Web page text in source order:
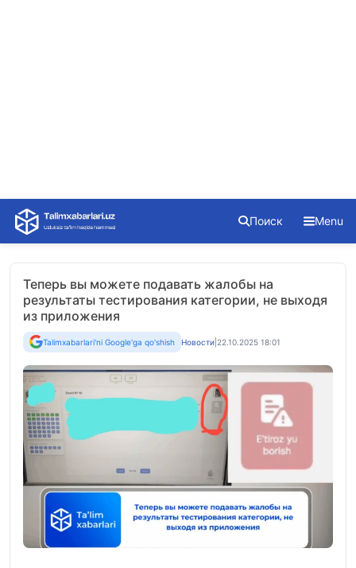
Skip
content
Поиск Menu
Теперь вы можете подавать жалобы на
результаты тестирования категории, не выходя
из приложения
Talimxabarlari'ni Google'ga qo'shish Новости 22.10.2025 18:01